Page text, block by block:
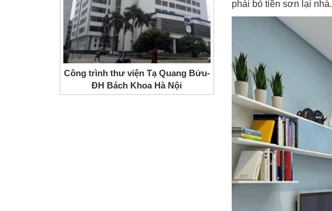
Công trình thư viện Tạ Quang Bửu-
ĐH Bách Khoa Hà Nội
phải bỏ tiền sơn lại nhà.